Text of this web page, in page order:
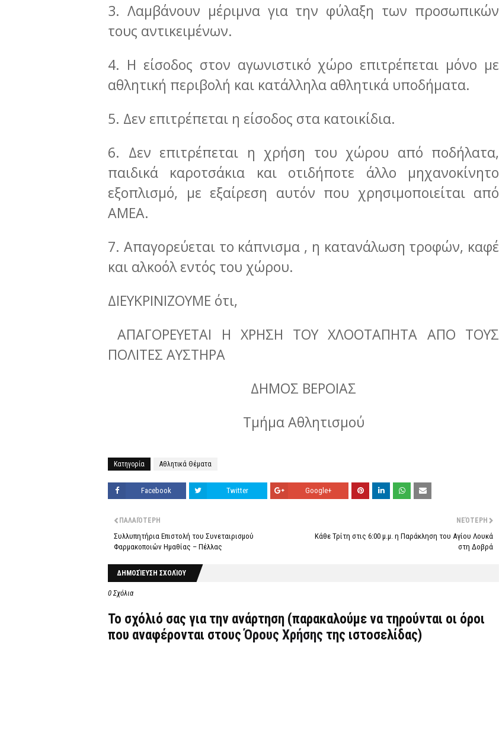
3. Λαμβάνουν μέριμνα για την φύλαξη των προσωπικών
τους αντικειμένων.
4. Η είσοδος στον αγωνιστικό χώρο επιτρέπεται μόνο με
αθλητική περιβολή και κατάλληλα αθλητικά υποδήματα.
5. Δεν επιτρέπεται η είσοδος στα κατοικίδια.
6. Δεν επιτρέπεται η χρήση του χώρου από ποδήλατα,
παιδικά καροτσάκια και οτιδήποτε άλλο μηχανοκίνητο
εξοπλισμό, με εξαίρεση αυτόν που χρησιμοποιείται από
ΑΜΕΑ.
7. Απαγορεύεται το κάπνισμα , η κατανάλωση τροφών, καφέ
και αλκοόλ εντός του χώρου.
ΔΙΕΥΚΡΙΝΙΖΟΥΜΕ ότι,
ΑΠΑΓΟΡΕΥΕΤΑΙ Η ΧΡΗΣΗ ΤΟΥ ΧΛΟΟΤΑΠΗΤΑ ΑΠΟ ΤΟΥΣ
ΠΟΛΙΤΕΣ ΑΥΣΤΗΡΑ
ΔΗΜΟΣ ΒΕΡΟΙΑΣ
Τμήμα Αθλητισμού
Κατηγορία Αθλητικά Θέματα
Facebook Twitter Google+
ΝΕΌΤΕΡΗ
Κάθε Τρίτη στις 6:00 μ.μ. η Παράκληση του Αγίου Λουκά
στη Δοβρά
ΠΑΛΑΙΌΤΕΡΗ
Συλλυπητήρια Επιστολή του Συνεταιρισμού
Φαρμακοποιών Ημαθίας – Πέλλας
ΔΗΜΟΣΊΕΥΣΗ ΣΧΟΛΊΟΥ
0 Σχόλια
Το σχόλιό σας για την ανάρτηση (παρακαλούμε να τηρούνται οι όροι
που αναφέρονται στουςΌρους Χρήσης της ιστοσελίδας)